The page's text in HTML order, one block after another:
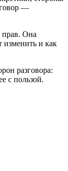
—
прав. Она
изменить и как
разговора:
с пользой.